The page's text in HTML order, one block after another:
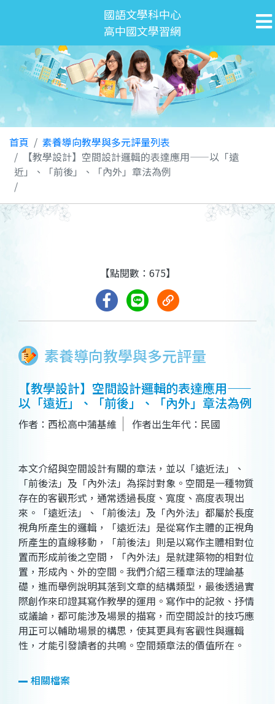
國語文學科中心
高中國文學習網
首頁
素養導向教學與多元評量列表
【教學設計】空間設計邏輯的表達應用——以「遠
近」、「前後」、「內外」章法為例
【點閱數：675】
素養導向教學與多元評量
【教學設計】空間設計邏輯的表達應用——
以「遠近」、「前後」、「內外」章法為例
作者：西松高中蒲基維 作者出生年代：民國
本文介紹與空間設計有關的章法，並以「遠近法」、
「前後法」及「內外法」為探討對象。空間是一種物質
存在的客觀形式，通常透過長度、寬度、高度表現出
來。「遠近法」、「前後法」及「內外法」都屬於長度
視角所產生的邏輯，「遠近法」是從寫作主體的正視角
所產生的直線移動，「前後法」則是以寫作主體相對位
置而形成前後之空間，「內外法」是就建築物的相對位
置，形成內、外的空間。我們介紹三種章法的理論基
礎，進而舉例說明其落到文章的結構類型，最後透過實
際創作來印證其寫作教學的運用。寫作中的記敘、抒情
或議論，都可能涉及場景的描寫，而空間設計的技巧應
用正可以輔助場景的構思，使其更具有客觀性與邏輯
性，才能引發讀者的共鳴。空間類章法的價值所在。
相關檔案